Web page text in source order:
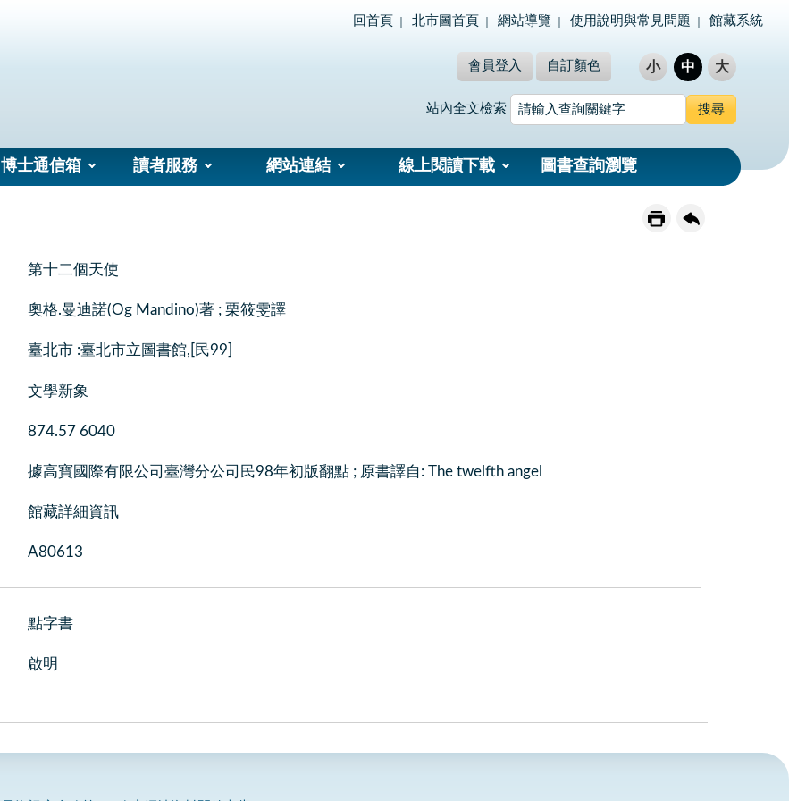
回首頁 北市圖首頁 網站導覽 使用說明與常見問題 館藏系統
會員登入 自訂顏色 小 中 大
站內全文檢索
博士通信箱 讀者服務 網站連結 線上閱讀下載 圖書查詢瀏覽
第十二個天使
奧格.曼迪諾(Og Mandino)著 ; 栗筱雯譯
臺北市 :臺北市立圖書館,[民99]
文學新象
874.57 6040
據高寶國際有限公司臺灣分公司民98年初版翻點 ; 原書譯自: The twelfth angel
館藏詳細資訊
A80613
點字書
啟明